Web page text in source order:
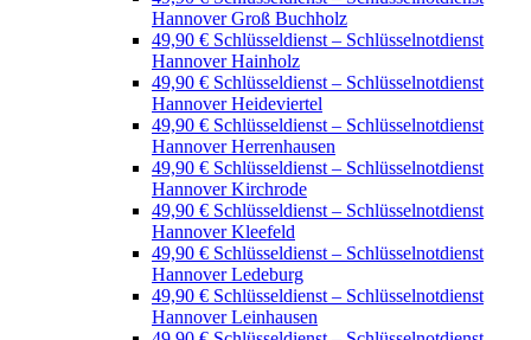
Hannover Groß Buchholz
49,90 € Schlüsseldienst – Schlüsselnotdienst
Hannover Hainholz
49,90 € Schlüsseldienst – Schlüsselnotdienst
Hannover Heideviertel
49,90 € Schlüsseldienst – Schlüsselnotdienst
Hannover Herrenhausen
49,90 € Schlüsseldienst – Schlüsselnotdienst
Hannover Kirchrode
49,90 € Schlüsseldienst – Schlüsselnotdienst
Hannover Kleefeld
49,90 € Schlüsseldienst – Schlüsselnotdienst
Hannover Ledeburg
49,90 € Schlüsseldienst – Schlüsselnotdienst
Hannover Leinhausen